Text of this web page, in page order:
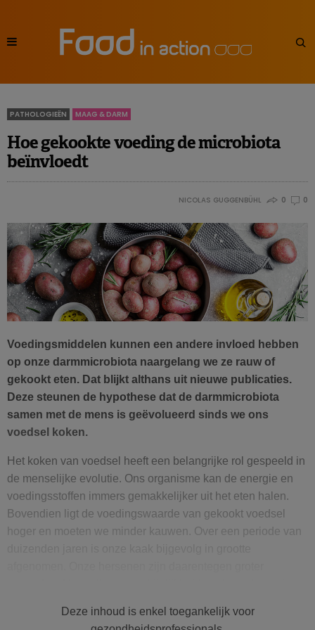
PATHOLOGIEËN MAAG & DARM
Hoe gekookte voeding de microbiota
beïnvloedt
NICOLAS GUGGENBÜHL 0 0
Voedingsmiddelen kunnen een andere invloed hebben
op onze darmmicrobiota naargelang we ze rauw of
gekookt eten. Dat blijkt althans uit nieuwe publicaties.
Deze steunen de hypothese dat de darmmicrobiota
samen met de mens is geëvolueerd sinds we ons
voedsel koken.
Het koken van voedsel heeft een belangrijke rol gespeeld in
de menselijke evolutie. Ons organisme kan de energie en
voedingsstoffen immers gemakkelijker uit het eten halen.
Bovendien ligt de voedingswaarde van gekookt voedsel
hoger en moeten we minder kauwen. Over een periode van
publicaties doen vermoeden.
Deze inhoud is enkel toegankelijk voor